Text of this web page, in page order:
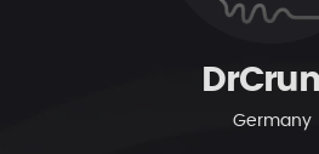
Germany